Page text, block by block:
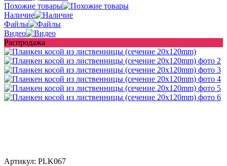
Похожие товары
Наличие
Файлы
Видео
Распродажа
Артикул: PLK067